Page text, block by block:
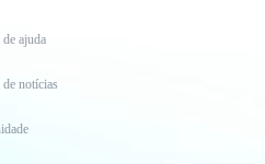
ajuda
notícias